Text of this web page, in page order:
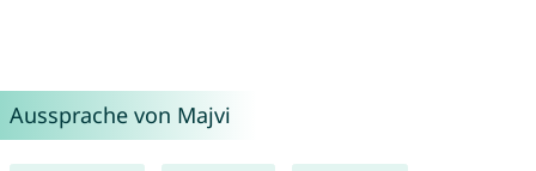
Aussprache von Majvi